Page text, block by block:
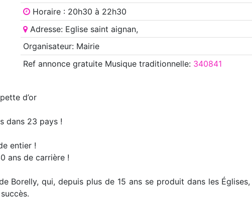
Horaire : 20h30 à 22h30
Adresse: Eglise saint aignan,
Organisateur: Mairie
Ref annoncegratuite Musique traditionnelle: 340841
d’or
dans 23 pays !
entier !
ans de carrière !
Borelly, qui, depuis plus de 15 ans se produit dans les